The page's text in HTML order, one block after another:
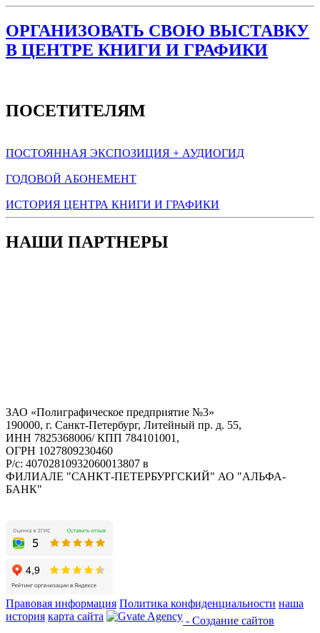
ОРГАНИЗОВАТЬ СВОЮ ВЫСТАВКУ
В ЦЕНТРЕ КНИГИ И ГРАФИКИ
ПОСЕТИТЕЛЯМ
ПОСТОЯННАЯ ЭКСПОЗИЦИЯ + АУДИОГИД
ГОДОВОЙ АБОНЕМЕНТ
ИСТОРИЯ ЦЕНТРА КНИГИ И ГРАФИКИ
НАШИ ПАРТНЕРЫ
ЗАО «Полиграфическое предприятие №3»
190000, г. Санкт-Петербург, Литейный пр. д. 55,
ИНН 7825368006/ КПП 784101001,
ОГРН 1027809230460
Р/с: 40702810932060013807 в
ФИЛИАЛЕ "САНКТ-ПЕТЕРБУРГСКИЙ" АО "АЛЬФА-
БАНК"
Правовая информация Политика конфиденциальности наша
история карта сайта - Создание сайтов